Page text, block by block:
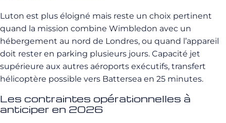
Luton est plus éloigné mais reste un choix pertinent
quand la mission combine Wimbledon avec un
hébergement au nord de Londres, ou quand l’appareil
doit rester en parking plusieurs jours. Capacité jet
supérieure aux autres aéroports exécutifs, transfert
hélicoptère possible vers Battersea en 25 minutes.
Les contraintes opérationnelles à
anticiper en 2026